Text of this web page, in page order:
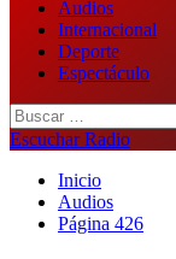
Audios
Internacional
Deporte
Espectáculo
Buscar:
Escuchar Radio
Inicio
Audios
Página 426